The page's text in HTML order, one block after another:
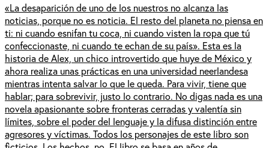
«La desaparición de uno de los nuestros no alcanza las
noticias, porque no es noticia. El resto del planeta no piensa en
ti: ni cuando esnifan tu coca, ni cuando visten la ropa que tú
confeccionaste, ni cuando te echan de su país». Esta es la
historia de Alex, un chico introvertido que huye de México y
ahora realiza unas prácticas en una universidad neerlandesa
mientras intenta salvar lo que le queda. Para vivir, tiene que
hablar; para sobrevivir, justo lo contrario. No digas nada es una
novela apasionante sobre fronteras cerradas y valentía sin
límites, sobre el poder del lenguaje y la difusa distinción entre
agresores y víctimas. Todos los personajes de este libro son